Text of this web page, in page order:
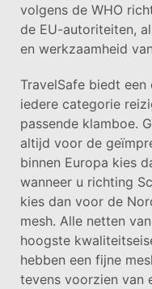
volgens de WHO
de EU-autoriteiten,
en werkzaamheid
TravelSafe biedt
iedere categorie
passende klamboe.
altijd voor de
binnen Europa kies
wanneer u richting
kies dan voor de
mesh. Alle netten
hoogste
hebben een fijne
tevens voorzien van